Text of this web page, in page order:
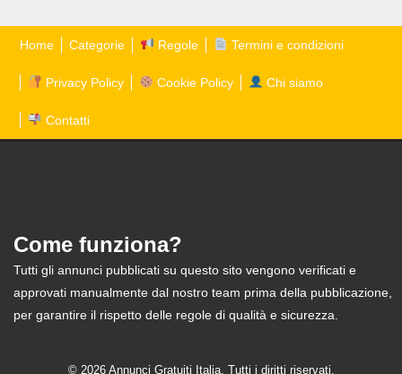
Home Categorie Regole Termini e condizioni
Privacy Policy Cookie Policy Chi siamo
Contatti
Come funziona?
Tutti gli annunci pubblicati su questo sito vengono verificati e
approvati manualmente dal nostro team prima della pubblicazione,
per garantire il rispetto delle regole di qualità e sicurezza.
© 2026 Annunci Gratuiti Italia. Tutti i diritti riservati.